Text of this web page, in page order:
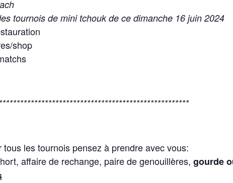
tournois de mini tchouk de ce dimanche 16 juin 2024
shop
tous les tournois pensez à prendre avec vous:
affaire de rechange, paire de genouillères, gourde